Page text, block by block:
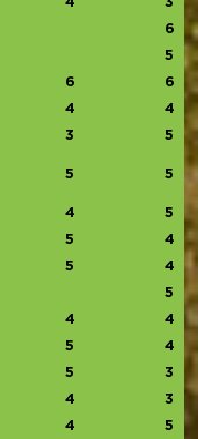
6
5
6 6
4 4
3 5
5 5
4 5
5 4
5 4
5
4 4
5 4
5 3
4 3
4 5